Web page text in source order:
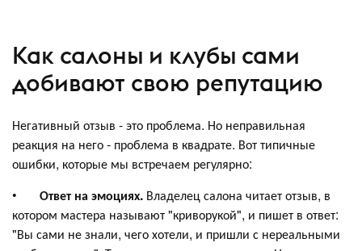
Как салоны и клубы сами
добивают свою репутацию
Негативный отзыв - это проблема. Но неправильная
реакция на него - проблема в квадрате. Вот типичные
ошибки, которые мы встречаем регулярно:
• Ответ на эмоциях. Владелец салона читает отзыв, в
котором мастера называют "криворукой", и пишет в ответ:
"Вы сами не знали, чего хотели, и пришли с нереальными